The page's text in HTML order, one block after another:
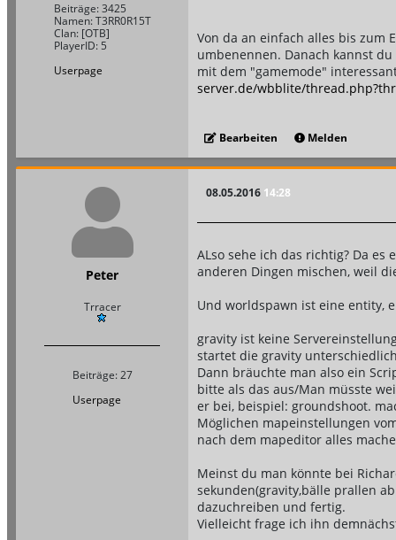
Beiträge: 3425
Namen: T3RR0R15T
Clan: [OTB]
PlayerID: 5
Userpage
Von da an einfach alles bis zum
umbenennen. Danach kannst
mit dem "gamemode"
server.de/wbblite/
Bearbeiten Melden
Peter
Trracer
Beiträge: 27
Userpage
08.05.2016 14:28
ALso sehe ich das richtig? Da
anderen Dingen mischen, weil
Und worldspawn ist eine entity,
gravity ist keine
startet die gravity
Dann bräuchte man also ein
bitte als das aus/Man müsste
er bei, beispiel: groundshoot.
Möglichen mapeinstellungen
nach dem mapeditor alles
Meinst du man könnte bei
sekunden(gravity,bälle prallen
dazuchreiben und fertig.
Vielleicht frage ich ihn